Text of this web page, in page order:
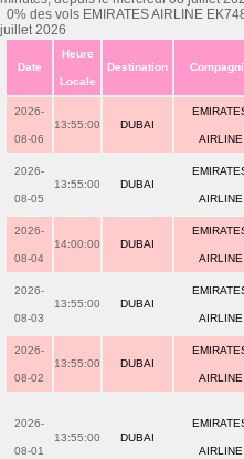
0% des vols EMIRATES AIRLINE
juillet 2026
Date
Heure
Locale
Destination
2026-
08-06
13:55:00 DUBAI
AIRLINE
2026-
08-05
13:55:00 DUBAI
AIRLINE
2026-
08-04
14:00:00 DUBAI
AIRLINE
2026-
08-03
13:55:00 DUBAI
AIRLINE
2026-
08-02
13:55:00 DUBAI
AIRLINE
2026-
08-01
13:55:00 DUBAI
AIRLINE